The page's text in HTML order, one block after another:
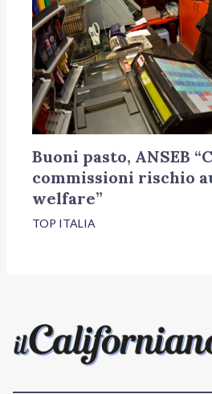
Buoni pasto, ANSEB
commissioni rischio
welfare”
TOP ITALIA